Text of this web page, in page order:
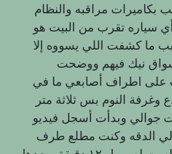
بكاميرات مراقبه والنظام
سياره تقرب من البيت هو
ما كشفت اللي يسووه إلا
نيك فيهم ووضحت
على اطراف أصابعي ما في
وغرفة النوم بس ثلاثة متر
وبدأت أسجل فيديو
الدقه وكنت مطلع طرف